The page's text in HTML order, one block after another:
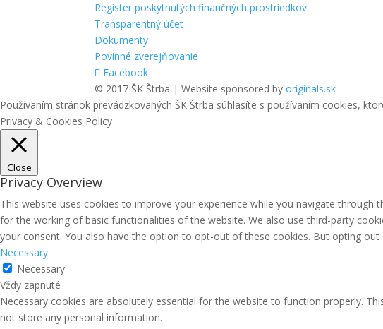
Register poskytnutých finančných prostriedkov
Transparentný účet
Dokumenty
Povinné zverejňovanie
Facebook
© 2017 ŠK Štrba | Website sponsored byoriginals.sk
Používaním stránok prevádzkovaných ŠK Štrba súhlasíte s používaním cookies,
Privacy & Cookies Policy
Close
Privacy Overview
This website uses cookies to improve your experience while you navigate
for the working of basic functionalities of the website. We also use third-party
your consent. You also have the option to opt-out of these cookies. But opting
Necessary
Necessary
Vždy zapnuté
Necessary cookies are absolutely essential for the website to function properly.
not store any personal information.